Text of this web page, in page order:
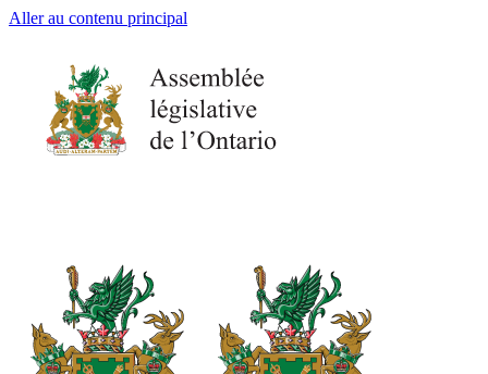
Aller au contenu principal